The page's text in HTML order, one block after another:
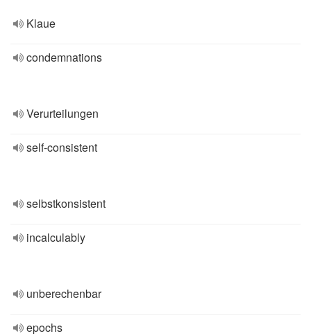
Klaue
condemnations
Verurteilungen
self-consistent
selbstkonsistent
incalculably
unberechenbar
epochs